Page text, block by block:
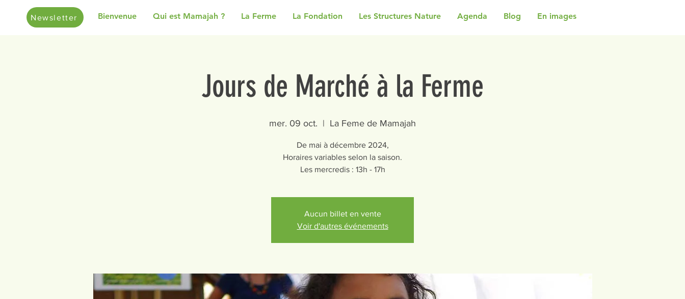
Newsletter Bienvenue Qui est Mamajah ? La Ferme La Fondation Les Structures Nature Agenda Blog En images
Jours de Marché à la Ferme
mer. 09 oct.
  |
La Feme de Mamajah
De mai à décembre 2024,
Horaires variables selon la saison.
Les mercredis : 13h - 17h
Aucun billet en vente
Voir d'autres événements